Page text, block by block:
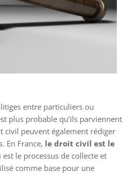
entre particuliers ou
plus probable qu’ils parviennent
civil peuvent également rédiger
En France, le droit civil est le
le processus de collecte et
comme base pour une